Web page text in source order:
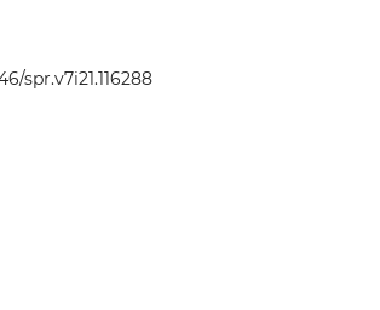
spr.v7i21.116288